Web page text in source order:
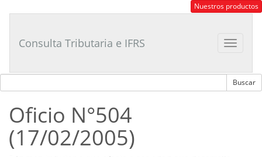
Tributario
Nuestros productos
Toggle
Consulta Tributaria e IFRS
Oficio N°504
(17/02/2005)